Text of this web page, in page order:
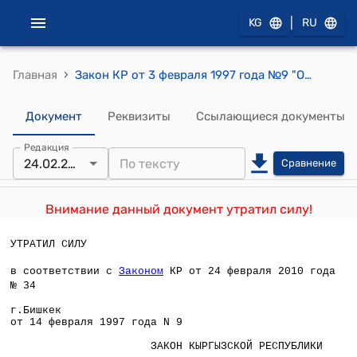
KG RU
Главная › Закон КР от 3 февраля 1997 года №9 "О порядке опубликования законов Кыргызской Республики"
Документ Реквизиты Ссылающиеся документы
Редакция
24.02.2010 Сравнение
Внимание данный документ утратил силу!